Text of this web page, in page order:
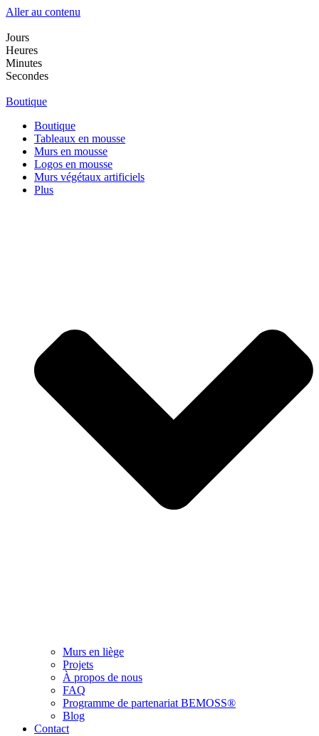
Aller au contenu
Jours
Heures
Minutes
Secondes
Boutique
Boutique
Tableaux en mousse
Murs en mousse
Logos en mousse
Murs végétaux artificiels
Plus
Murs en liège
Projets
À propos de nous
FAQ
Programme de partenariat BEMOSS®
Blog
Contact